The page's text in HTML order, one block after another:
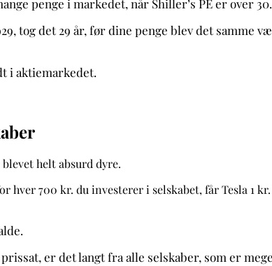
penge i markedet, når Shiller’s PE er over 30.
tog det 29 år, før dine penge blev det samme
i aktiemarkedet.
helt absurd dyre.
hver 700 kr. du investerer i selskabet, får Tesla 1
er det langt fra alle selskaber, som er